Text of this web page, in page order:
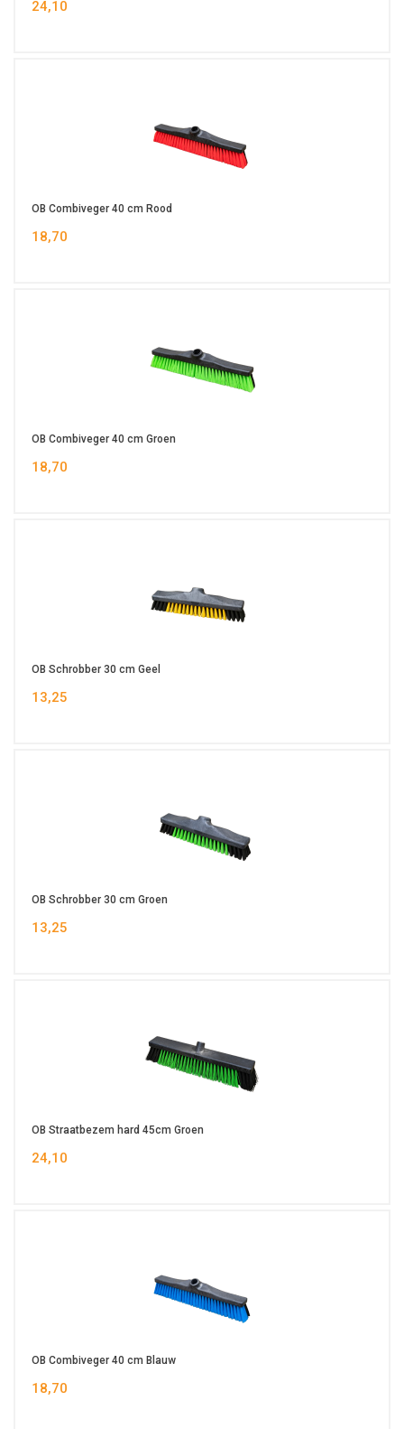
24,10
OB Combiveger 40 cm Rood
18,70
OB Combiveger 40 cm Groen
18,70
OB Schrobber 30 cm Geel
13,25
OB Schrobber 30 cm Groen
13,25
OB Straatbezem hard 45cm Groen
24,10
OB Combiveger 40 cm Blauw
18,70